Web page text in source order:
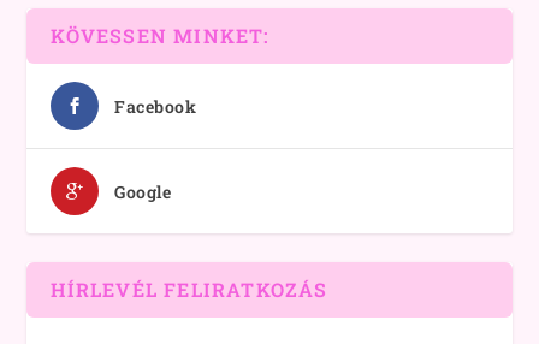
KÖVESSEN MINKET:
Facebook
Google
HÍRLEVÉL FELIRATKOZÁS